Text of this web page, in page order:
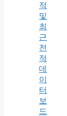
적
및
최
근
전
적
데
이
터
보
드